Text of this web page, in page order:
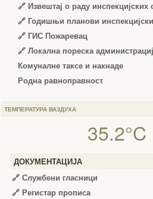
🔗 Извештај о раду инспекцијских
🔗 Годишњи планови
🔗 ГИС Пожаревац
🔗 Локална пореска
Комуналне таксе и накнаде
Родна равноправност
ТЕМПЕРАТУРА ВАЗДУХА
35.2°C
ДОКУМЕНТАЦИЈА
🔗 Службени гласници
🔗 Регистар прописа